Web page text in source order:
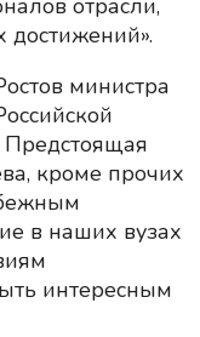
отрасли,
достижений».
министра
кроме прочих
в наших вузах
интересным